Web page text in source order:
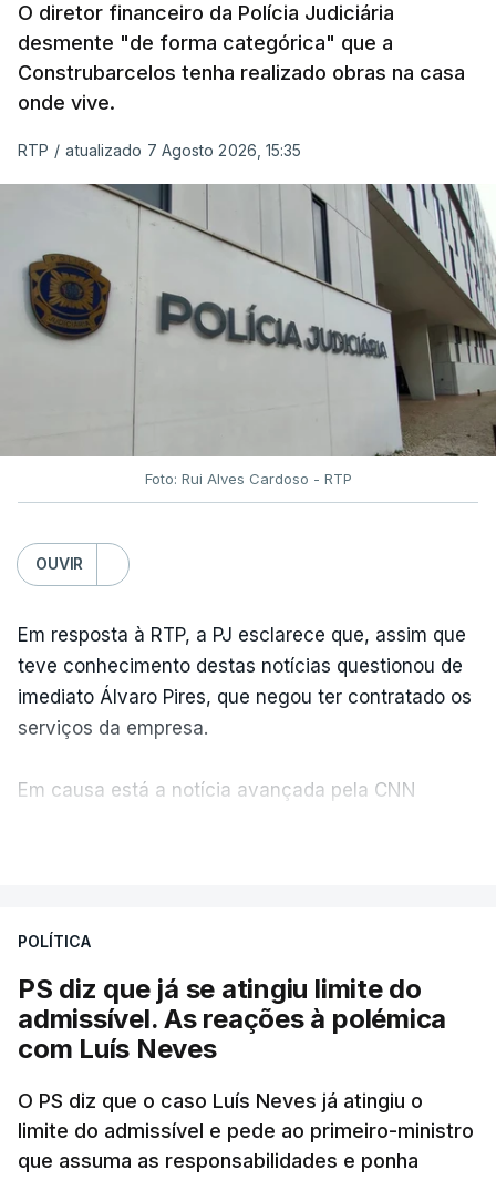
O diretor financeiro da Polícia Judiciária
desmente "de forma categórica" que a
Construbarcelos tenha realizado obras na casa
onde vive.
RTP / atualizado 7 Agosto 2026, 15:35
Foto: Rui Alves Cardoso - RTP
OUVIR
Em resposta à RTP, a PJ esclarece que, assim que
teve conhecimento destas notícias questionou de
imediato Álvaro Pires, que negou ter contratado os
serviços da empresa.
Em causa está a notícia avançada pela CNN
abertura de qualquer processo disciplinar, por não
ter qualquer elemento que indicie a realização
dessas obras.
Empreiteiro da
POLÍTICA
PS diz que já se atingiu limite do
admissível. As reações à polémica
com Luís Neves
O PS diz que o caso Luís Neves já atingiu o
limite do admissível e pede ao primeiro-ministro
que assuma as responsabilidades e ponha